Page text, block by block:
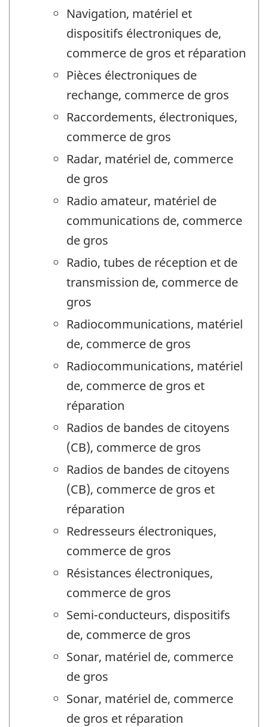
Navigation, matériel et
dispositifs électroniques de,
commerce de gros et réparation
Pièces électroniques de
rechange, commerce de gros
Raccordements, électroniques,
commerce de gros
Radar, matériel de, commerce
de gros
Radio amateur, matériel de
communications de, commerce
de gros
Radio, tubes de réception et de
transmission de, commerce de
gros
Radiocommunications, matériel
de, commerce de gros
Radiocommunications, matériel
de, commerce de gros et
réparation
Radios de bandes de citoyens
(CB), commerce de gros
Radios de bandes de citoyens
(CB), commerce de gros et
réparation
Redresseurs électroniques,
commerce de gros
Résistances électroniques,
commerce de gros
Semi-conducteurs, dispositifs
de, commerce de gros
Sonar, matériel de, commerce
de gros
Sonar, matériel de, commerce
de gros et réparation